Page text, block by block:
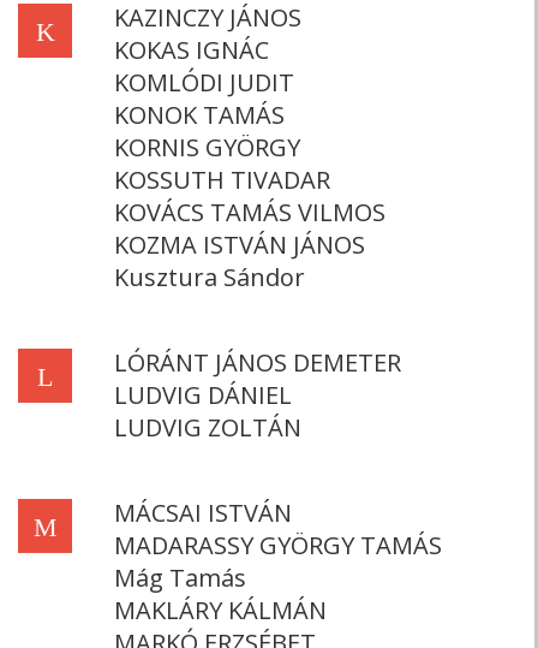
K
KAZINCZY JÁNOS
KOKAS IGNÁC
KOMLÓDI JUDIT
KONOK TAMÁS
KORNIS GYÖRGY
KOSSUTH TIVADAR
KOVÁCS TAMÁS VILMOS
KOZMA ISTVÁN JÁNOS
Kusztura Sándor
L
LÓRÁNT JÁNOS DEMETER
LUDVIG DÁNIEL
LUDVIG ZOLTÁN
M
MÁCSAI ISTVÁN
MADARASSY GYÖRGY TAMÁS
Mág Tamás
MAKLÁRY KÁLMÁN